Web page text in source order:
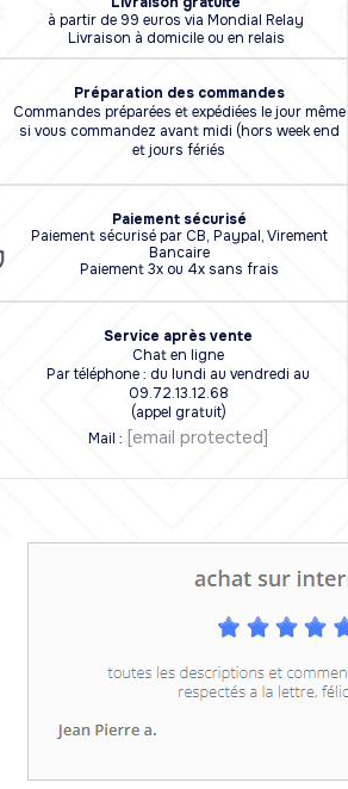
à partir de 99 euros via Mondial Relay
Livraison à domicile ou en relais
Préparation des commandes
Commandes préparées et expédiées le jour même
si vous commandez avant midi (hors week end
et jours fériés
Paiement sécurisé
Paiement sécurisé par CB, Paypal, Virement
Bancaire
Paiement 3x ou 4x sans frais
Service après vente
Chat en ligne
Par téléphone : du lundi au vendredi au
09.72.13.12.68
(appel gratuit)
Mail : [email protected]